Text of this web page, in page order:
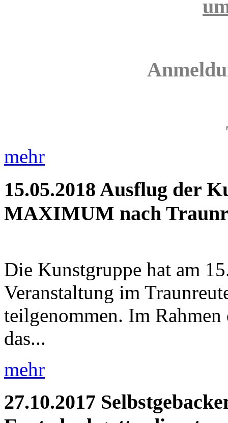
mehr
15.05.2018 Ausflug der
MAXIMUM nach
Die Kunstgruppe hat am
Veranstaltung im
teilgenommen. Im
das...
mehr
27.10.2017